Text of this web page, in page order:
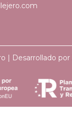
| Desarrollado por